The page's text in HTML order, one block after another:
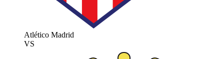
Atlético Madrid
VS